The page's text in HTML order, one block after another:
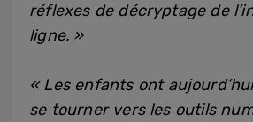
réflexes de décryptage de
ligne. »
« Les enfants ont
se tourner vers les outils